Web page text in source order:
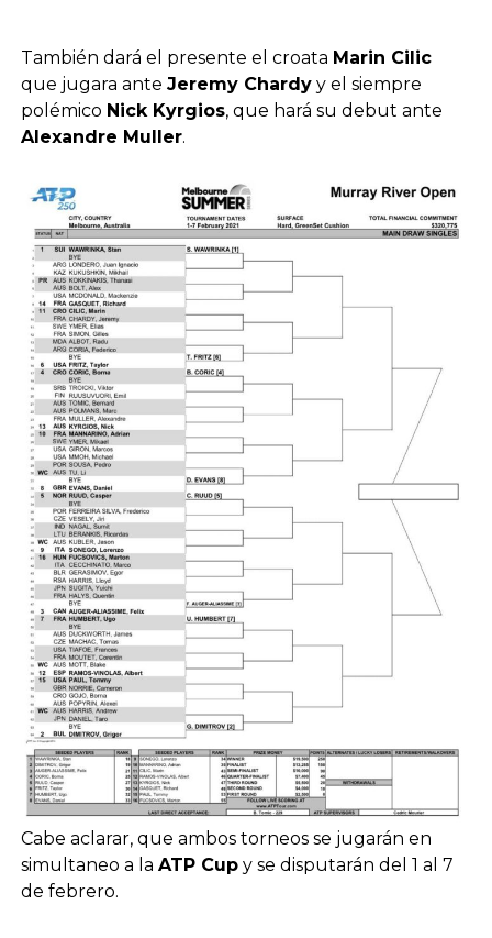
También dará el presente el croata Marin Cilic
que jugara ante Jeremy Chardyy el siempre
polémico Nick Kyrgios, que hará su debut ante
Alexandre Muller.
Cabe aclarar, que ambos torneos se jugarán en
simultaneo a la ATP Cupy se disputarán del 1 al 7
de febrero.